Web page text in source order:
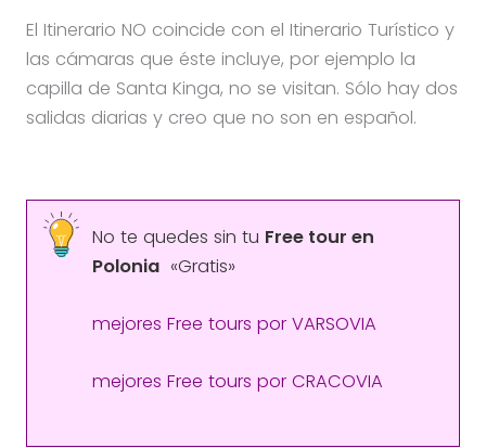
El Itinerario NO coincide con el Itinerario Turístico y
las cámaras que éste incluye, por ejemplo la
capilla de Santa Kinga, no se visitan. Sólo hay dos
salidas diarias y creo que no son en español.
No te quedes sin tu Free tour en
Polonia«Gratis»
mejores Free tours por VARSOVIA
mejores Free tours por CRACOVIA